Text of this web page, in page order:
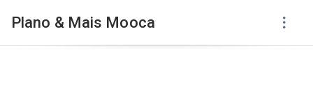
Plano & Mais Mooca